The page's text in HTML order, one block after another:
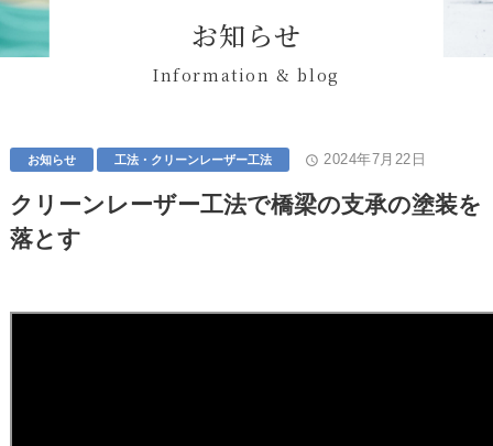
お知らせ
Information & blog
お知らせ 工法・クリーンレーザー工法 access_time 2024年7月22日
クリーンレーザー工法で橋梁の支承の塗装を
落とす